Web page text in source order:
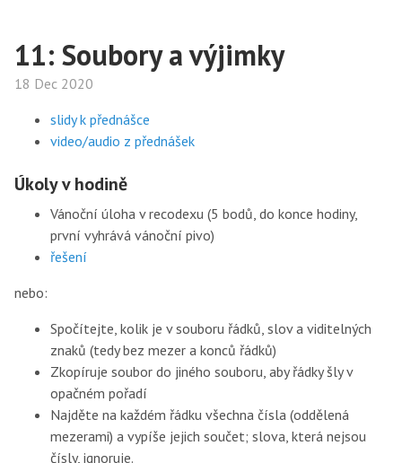
11: Soubory a výjimky
18 Dec 2020
slidy k přednášce
video/audio z přednášek
Úkoly v hodině
Vánoční úloha v recodexu (5 bodů, do konce hodiny,
první vyhrává vánoční pivo)
řešení
nebo:
Spočítejte, kolik je v souboru řádků, slov a viditelných
znaků (tedy bez mezer a konců řádků)
Zkopíruje soubor do jiného souboru, aby řádky šly v
opačném pořadí
Najděte na každém řádku všechna čísla (oddělená
mezerami) a vypíše jejich součet; slova, která nejsou
čísly, ignoruje.